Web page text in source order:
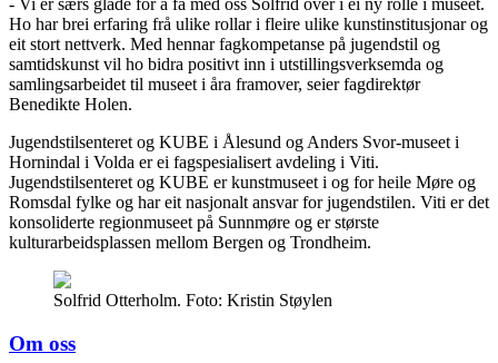
- Vi er særs glade for å få med oss Solfrid over i ei ny rolle i museet.
Ho har brei erfaring frå ulike rollar i fleire ulike kunstinstitusjonar og
eit stort nettverk. Med hennar fagkompetanse på jugendstil og
samtidskunst vil ho bidra positivt inn i utstillingsverksemda og
samlingsarbeidet til museet i åra framover, seier fagdirektør
Benedikte Holen.
Jugendstilsenteret og KUBE i Ålesund og Anders Svor-museet i
Hornindal i Volda er ei fagspesialisert avdeling i Viti.
Jugendstilsenteret og KUBE er kunstmuseet i og for heile Møre og
Romsdal fylke og har eit nasjonalt ansvar for jugendstilen. Viti er det
konsoliderte regionmuseet på Sunnmøre og er største
kulturarbeidsplassen mellom Bergen og Trondheim.
Solfrid Otterholm. Foto: Kristin Støylen
Om oss